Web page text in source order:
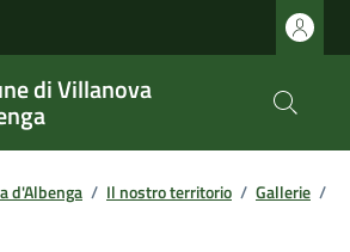
di Villanova
d'Albenga / Il nostro territorio / Gallerie /